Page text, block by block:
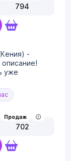
794
-
описание!
уже
Продаж
702